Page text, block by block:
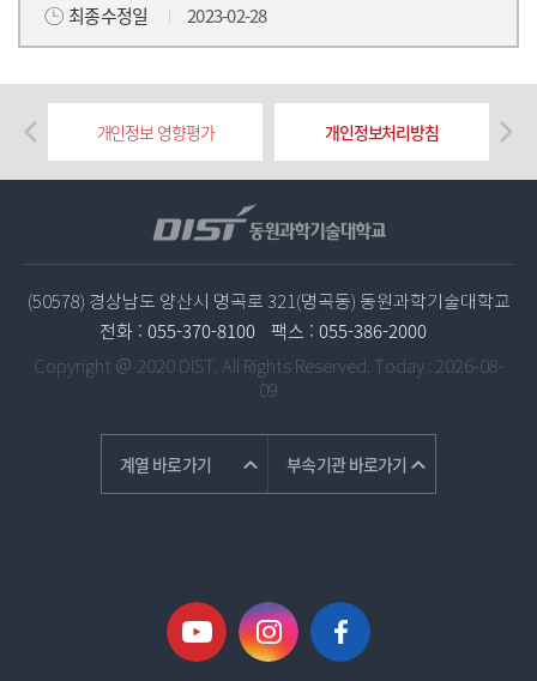
최종수정일
2023-02-28
(50578) 경상남도 양산시 명곡로 321(명곡동) 동원과학기술대학교
전화 : 055-370-8100 팩스 : 055-386-2000
Copyright ＠ 2020 DIST. All Rights Reserved. Today : 2026-08-
09
개인정보 영향평가 개인정보처리방침
계열 바로가기 부속기관 바로가기